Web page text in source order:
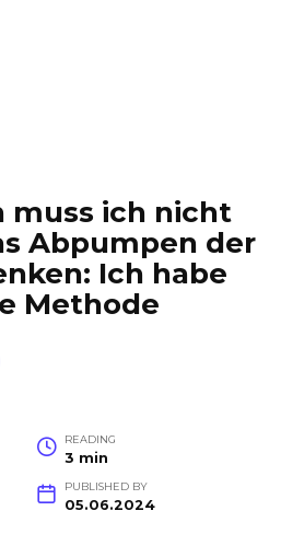
muss ich nicht
Abpumpen der
Ich habe
Methode
READING
3 min
PUBLISHED BY
05.06.2024